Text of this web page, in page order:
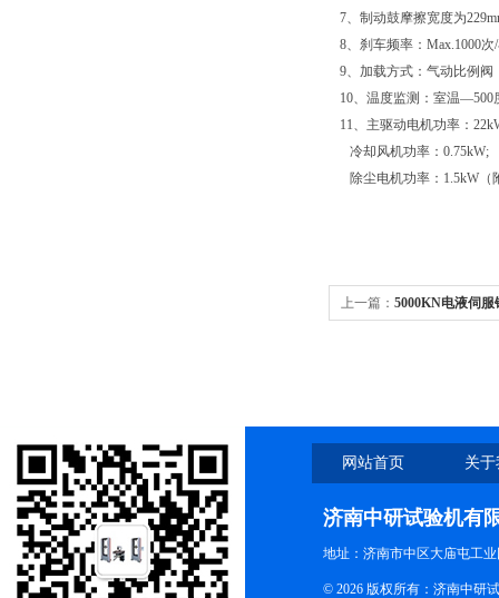
7、制动鼓摩擦宽度为
8、刹车频率：Max.1000次
9、加载方式：气动比例
10、温度监测：室温—500
11、主驱动电机功率：
冷却风机功率：0.75kW;
除尘电机功率：1.5kW（
上一篇： 5000KN电液伺
网站首页 关
济南中研试验机有
地址：济南市中区大庙屯工
© 2026 版权所有：济南中研